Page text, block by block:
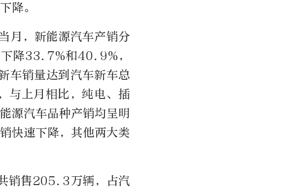
降。
月，新能源汽车产销分
降33.7%和40.9%，
车销量达到汽车新车总
与上月相比，纯电、插
源汽车品种产销均呈明
快速下降，其他两大类
销售205.3万辆，占汽